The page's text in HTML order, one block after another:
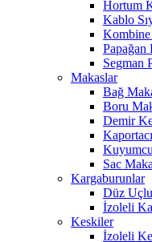
Hortum
Kablo
Kombine
Papağan
Segman
Makaslar
Bağ
Boru
Demir
Sac
Kargaburunlar
Düz
İzoleli
Keskiler
İzoleli